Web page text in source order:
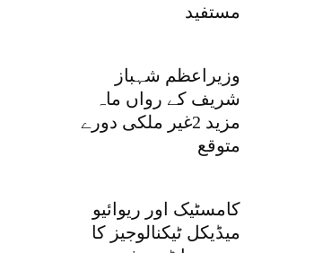
مستفید
وزیراعظم شہباز
شریف کے رواں ماہ
مزید 2غیر ملکی دورے
متوقع
کامسٹیک اور ریوائیو
میڈیکل ٹیکنالوجیز کا